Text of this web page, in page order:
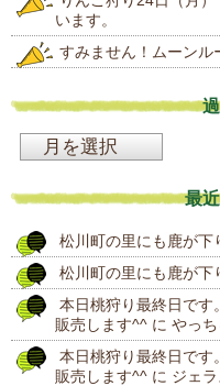
います。
すみません！ムーンル
投
稿
最
松川町の里にも鹿が下
松川町の里にも鹿が下
本日桃狩り最終日です
販売します^^ に やっち
本日桃狩り最終日です
販売します^^ に ジェラ